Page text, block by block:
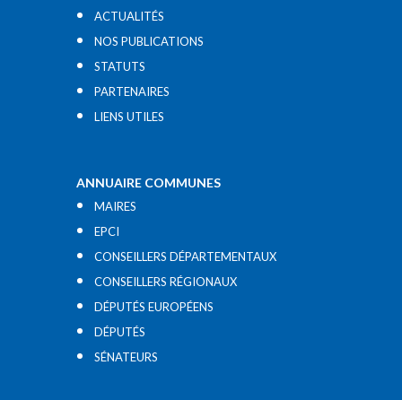
ACTUALITÉS
NOS PUBLICATIONS
STATUTS
PARTENAIRES
LIENS UTILES​
ANNUAIRE COMMUNES
MAIRES
EPCI
CONSEILLERS DÉPARTEMENTAUX
CONSEILLERS RÉGIONAUX
DÉPUTÉS EUROPÉENS
DÉPUTÉS
SÉNATEURS